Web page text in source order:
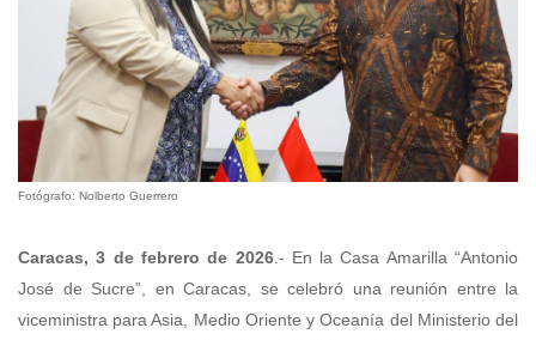
Fotógrafo: Nolberto Guerrero
Caracas, 3 de febrero de 2026.- En la Casa Amarilla “Antonio
José de Sucre”, en Caracas, se celebró una reunión entre la
viceministra para Asia, Medio Oriente y Oceanía del Ministerio del